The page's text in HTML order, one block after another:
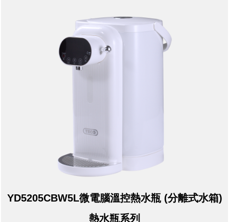
YD5205CBW5L微電腦溫控熱水瓶 (分離式水箱)
熱水瓶系列